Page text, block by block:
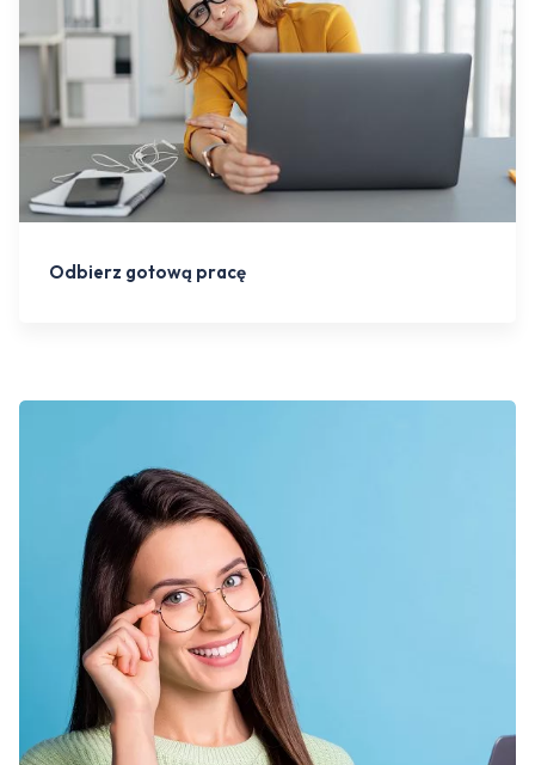
Odbierz gotową pracę